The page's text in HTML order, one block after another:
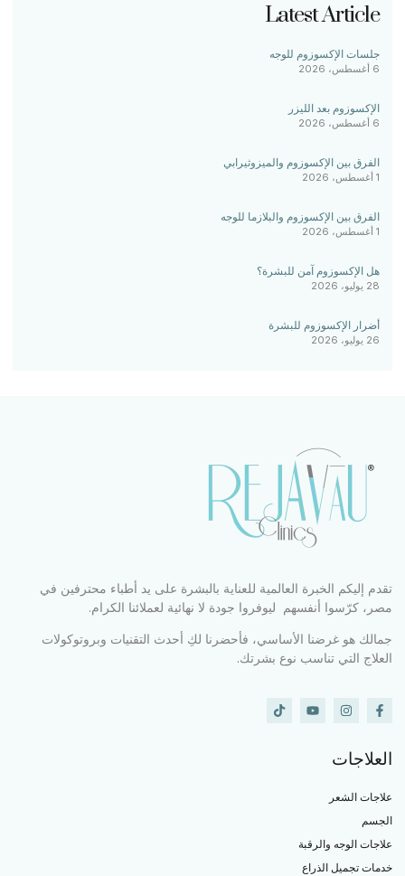
Latest Article
جلسات الإكسوزوم للوجه
6 أغسطس، 2026
الإكسوزوم بعد الليزر
6 أغسطس، 2026
الفرق بين الإكسوزوم والميزوثيرابي
1 أغسطس، 2026
الفرق بين الإكسوزوم والبلازما للوجه
1 أغسطس، 2026
هل الإكسوزوم آمن للبشرة؟
28 يوليو، 2026
أضرار الإكسوزوم للبشرة
26 يوليو، 2026
تقدم إليكم الخبرة العالمية للعناية بالبشرة على يد أطباء محترفين في
مصر، كرّسوا أنفسهم ليوفروا جودة لا نهائية لعملائنا الكرام.
جمالك هو غرضنا الأساسي، فأحضرنا لكِ أحدث التقنيات وبروتوكولات
العلاج التي تناسب نوع بشرتك.
العلاجات
علاجات الشعر
الجسم
علاجات الوجه والرقبة
خدمات تجميل الذراع